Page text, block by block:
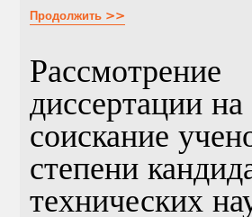
Продолжить >>
Рассмотрение
диссертации на
соискание
степени
технических